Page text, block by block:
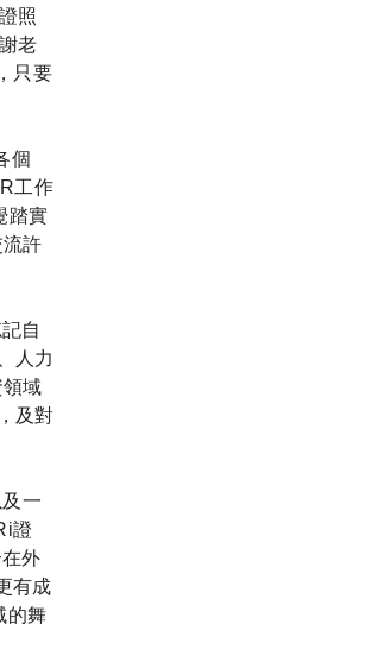
照
老
只要
個
工作
踏實
許
自
人力
域
及對
一
證
外
有成
的舞